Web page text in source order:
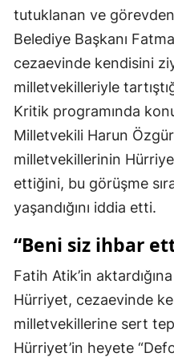
tutuklanan ve
Belediye Başkanı
cezaevinde kendisini
milletvekilleriyle
Kritik programında
Milletvekili Harun Özgür
milletvekillerinin
ettiğini, bu görüşme
yaşandığını iddia etti.
“Beni siz ihbar
Fatih Atik’in
Hürriyet, cezaevinde
milletvekillerine sert
Hürriyet’in heyete